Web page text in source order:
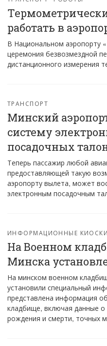
работать в
В Национальном аэропорту
церемония безвозмездной
дистанционного измерения
ТРАНСПОРТ
Минский
систему
посадочных
Теперь пассажир любой
предоставляющей такую
аэропорту вылета, может
электронным посадочным
ИНФОРМАЦИОННЫЕ КИОСКИ
На Военном
Минска
На минском военном
установили специальный
представлена информация
кладбище, включая данные
рождения и смерти, точных